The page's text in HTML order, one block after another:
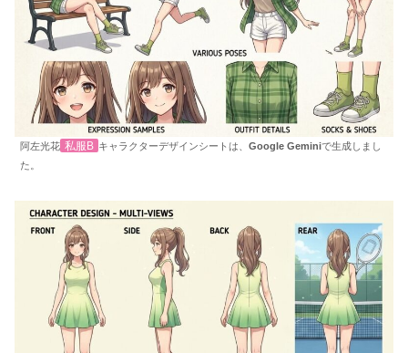
阿左光花 私服B キャラクターデザインシートは、 Google Geminiで生成しまし
た。